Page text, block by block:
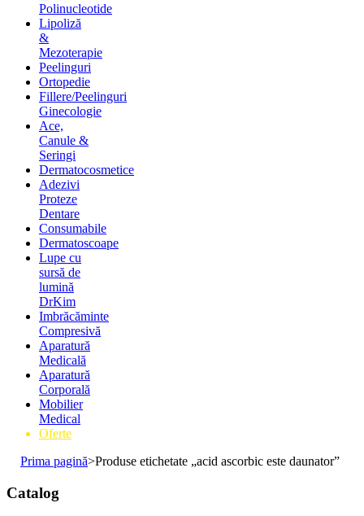
Polinucleotide
Lipoliză
&
Mezoterapie
Peelinguri
Ortopedie
Fillere/Peelinguri
Ginecologie
Ace,
Canule &
Seringi
Dermatocosmetice
Adezivi
Proteze
Dentare
Consumabile
Dermatoscoape
Lupe cu
sursă de
lumină
DrKim
Imbrăcăminte
Compresivă
Aparatură
Medicală
Aparatură
Corporală
Mobilier
Medical
Oferte
Prima pagină>Produse etichetate „acid ascorbic este daunator”
Catalog